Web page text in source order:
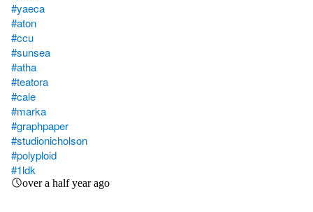
#yaeca
#aton
#ccu
#sunsea
#atha
#teatora
#cale
#marka
#graphpaper
#studionicholson
#polyploid
#1ldk
over a half year ago